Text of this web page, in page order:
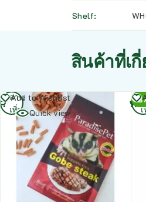
Shelf
สินค้าที่เ
Add to Wishlist
Quick view
อ่าน
เพิ่ม